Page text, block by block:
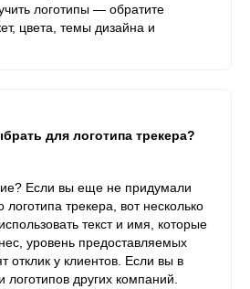
логотипы — обратите
цвета, темы дизайна и
для логотипа трекера?
Если вы еще не придумали
логотипа трекера, вот несколько
текст и имя, которые
уровень предоставляемых
отклик у клиентов. Если вы в
логотипов других компаний.